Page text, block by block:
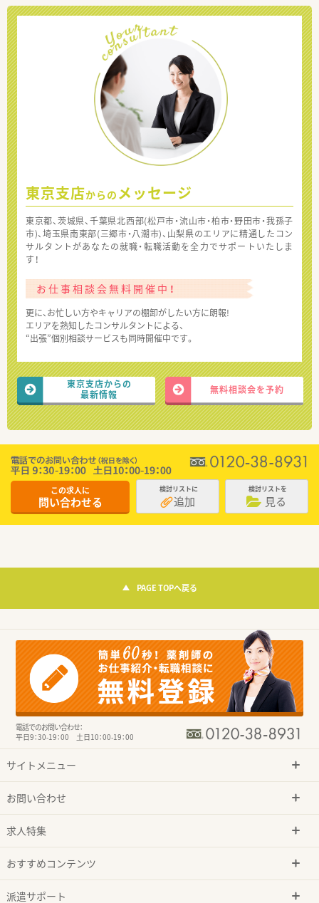
東京支店からの メッセージ
東京都、茨城県、千葉県北西部(松戸市・流山市・柏市・野田市・我孫子
市)、埼玉県南東部(三郷市・八潮市)、山梨県のエリアに精通したコン
サルタントがあなたの就職・転職活動を全力でサポートいたしま
す！
お仕事相談会無料開催中！
更に、お忙しい方やキャリアの棚卸がしたい方に朗報!
エリアを熟知したコンサルタントによる、
“出張”個別相談サービスも同時開催中です。
東京支店からの
最新情報
無料相談会を予約
この求人に
問い合わせる
検討リストに
追加
検討リストを
見る
PAGE TOPへ戻る
電話でのお問い合わせ：
平日9：30-19：00 土日10：00-19：00
サイトメニュー
お問い合わせ
求人特集
おすすめコンテンツ
派遣サポート